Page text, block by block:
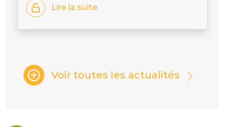
Lire la suite
Voir toutes les actualités